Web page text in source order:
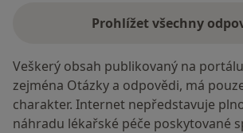
Prohlížet všechny
Veškerý obsah publikovaný na
zejména Otázky a odpovědi, má
charakter. Internet nepředstavuje
náhradu lékařské péče poskytované